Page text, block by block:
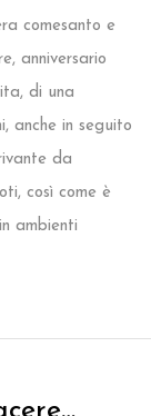
comesanto e
anniversario
di una
anche in seguito
da
così come è
ambienti